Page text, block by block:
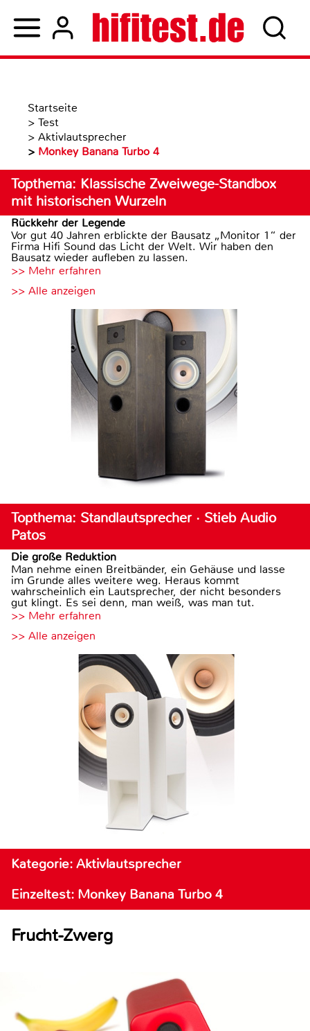
Startseite
> Test
> Aktivlautsprecher
> Monkey Banana Turbo 4
Topthema: Klassische Zweiwege-Standbox
mit historischen Wurzeln
Rückkehr der Legende
Vor gut 40 Jahren erblickte der Bausatz „Monitor 1“ der
Firma Hifi Sound das Licht der Welt. Wir haben den
Bausatz wieder aufleben zu lassen.
>> Mehr erfahren
>> Alle anzeigen
Topthema: Standlautsprecher · Stieb Audio
Patos
Die große Reduktion
Man nehme einen Breitbänder, ein Gehäuse und lasse
im Grunde alles weitere weg. Heraus kommt
wahrscheinlich ein Lautsprecher, der nicht besonders
gut klingt. Es sei denn, man weiß, was man tut.
>> Mehr erfahren
>> Alle anzeigen
Kategorie: Aktivlautsprecher
Einzeltest: Monkey Banana Turbo 4
Frucht-Zwerg